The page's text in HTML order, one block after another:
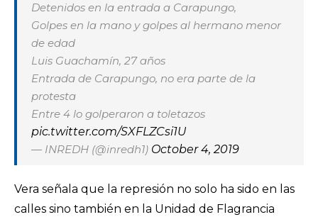
Detenidos en la entrada a Carapungo,
Golpes en la mano y golpes al hermano menor
de edad
Luis Guachamín, 27 años
Entrada de Carapungo, no era parte de la
protesta
Entre 4 lo golperaron a toletazos
pic.twitter.com/SXFLZCsi1U
— INREDH (@inredh1) October 4, 2019
Vera señala que la represión no solo ha sido en las
calles sino también en la Unidad de Flagrancia